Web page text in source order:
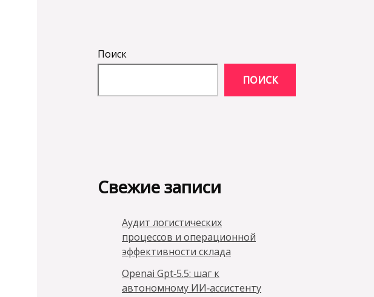
Поиск
ПОИСК
Свежие записи
Аудит логистических
процессов и операционной
эффективности склада
Openai Gpt‑5.5: шаг к
автономному ИИ‑ассистенту